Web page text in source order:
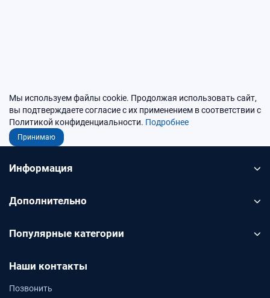
Мы используем файлы cookie. Продолжая использовать сайт,
вы подтверждаете согласие с их применением в соответствии с
Политикой конфиденциальности. Подробнее
Принимаю
Информация
Дополнительно
Популярные категории
Наши контакты
Позвонить